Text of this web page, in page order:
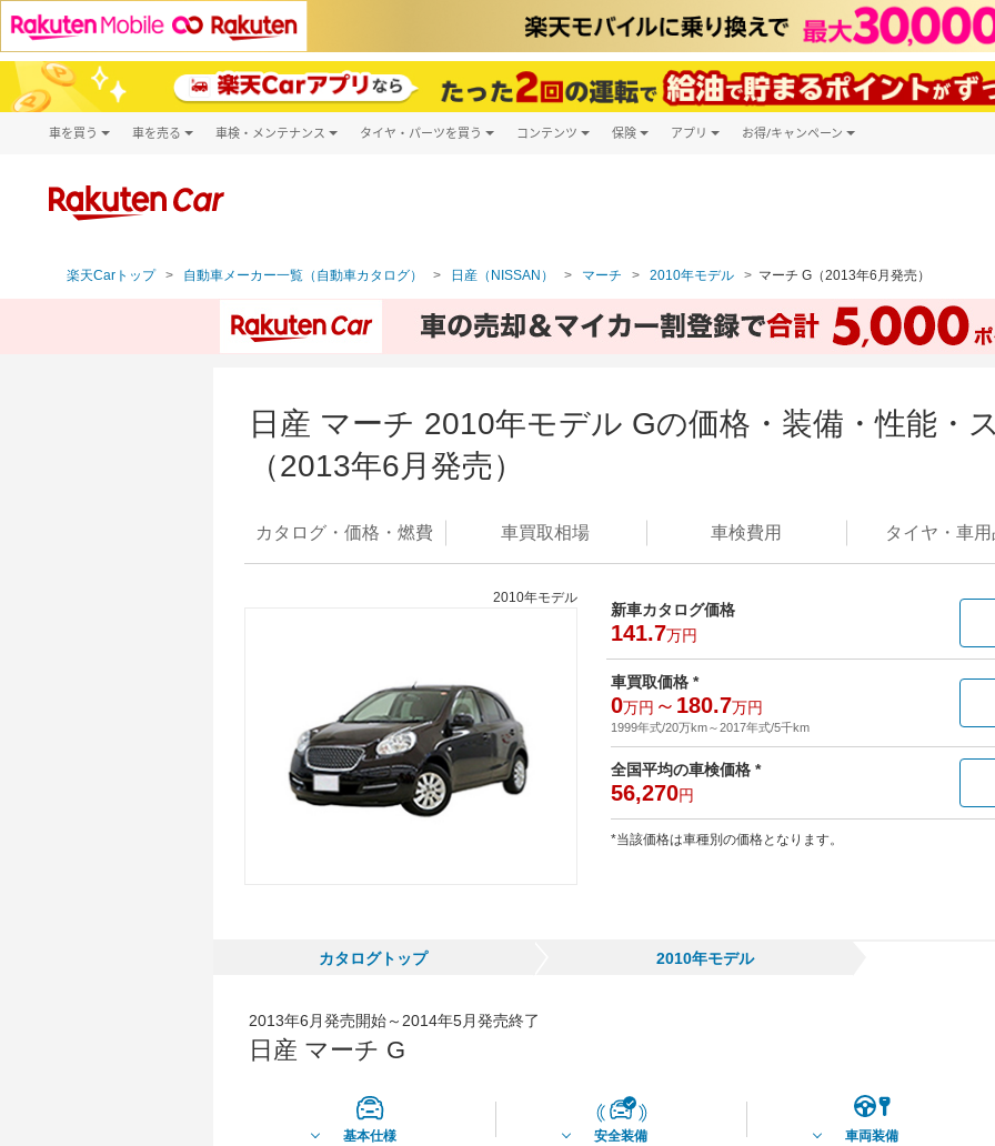
車を買う
新車
車を売る 車検・メンテナンス タイヤ・パーツを買う コンテンツ 保険 アプリ お得/キャンペーン
楽天Carトップ 自動車メーカー一覧（自動車カタログ） 日産（NISSAN） マーチ 2010年モデル マーチ G（2013年6月発売）
日産 マーチ 2010年モデル Gの価格・装備・性能・
（2013年6月発売）
カタログ・価格・燃費 車買取相場 車検費用 タイヤ・ 車用
2010年モデル
新車カタログ価格
141.7万円
車買取価格 *
0万円 ～ 180.7万円
1999年式/20万km～2017年式/5千km
全国平均の車検価格 *
56,270円
*当該価格は車種別の価格となります。
カタログトップ 2010年モデル
2013年6月発売開始～2014年5月発売終了
日産 マーチ G
基本仕様 安全装備 車両装備